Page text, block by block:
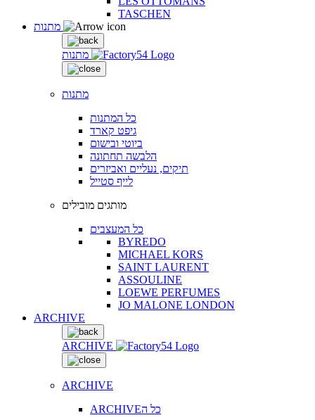
TASCHEN
מתנות
מתנות
כל המתנות
גיפט קארד
ביוטי ובישום
הלבשה תחתונה
תיקים, נעליים ואביזרים
לייף סטייל
מותגים מובילים
כל המעצבים
BYREDO
MICHAEL KORS
SAINT LAURENT
ASSOULINE
LOEWE PERFUMES
JO MALONE LONDON
ARCHIVE
ARCHIVE
ARCHIVE
ARCHIVEכל ה